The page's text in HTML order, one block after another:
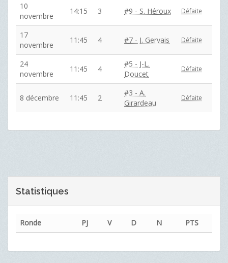
10
novembre
14:15 3 #9 - S. Héroux Défaite
17
novembre
11:45 4 #7 - J. Gervais Défaite
24
novembre
11:45 4
#5 - J-L.
Doucet
Défaite
8 décembre 11:45 2
#3 - A.
Girardeau
Défaite
Statistiques
Ronde PJ V D N PTS